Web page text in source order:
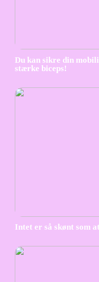
Du kan sikre din
stærke biceps!
Intet er så skønt som